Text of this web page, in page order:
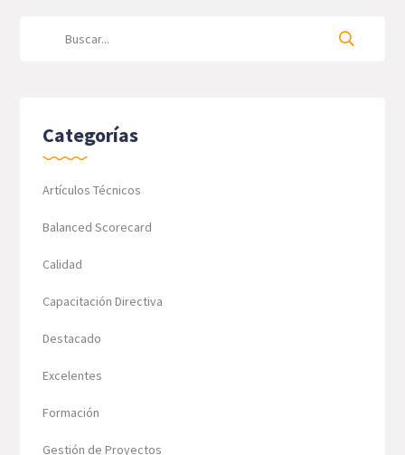
Categorías
Artículos Técnicos
Balanced Scorecard
Calidad
Capacitación Directiva
Destacado
Excelentes
Formación
Gestión de Proyectos